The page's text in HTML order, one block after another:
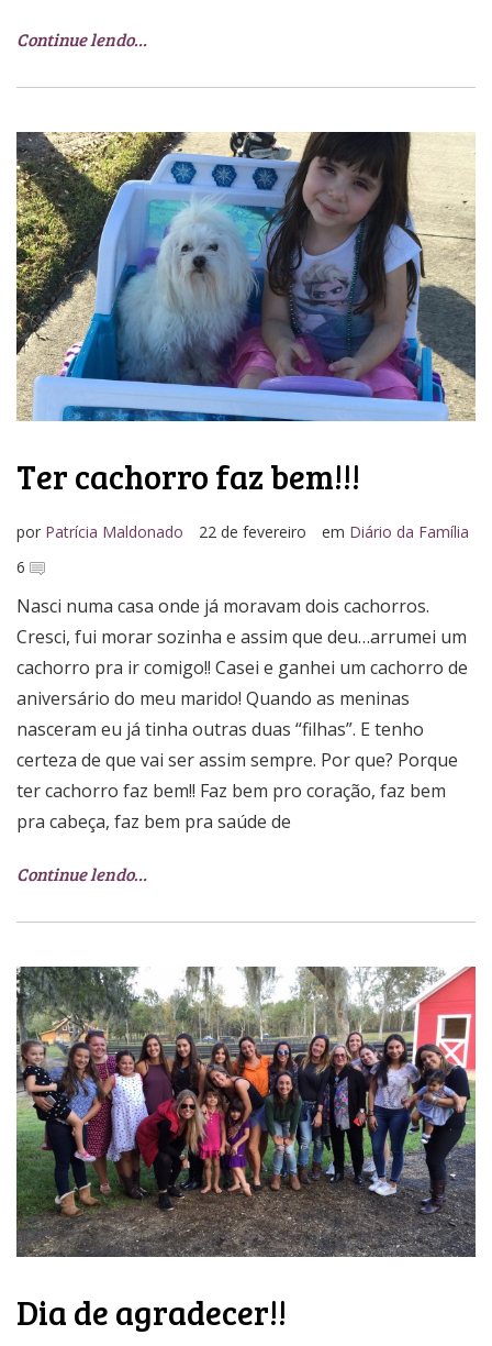
Continue lendo…
Ter cachorro faz bem!!!
por Patrícia Maldonado 22 de fevereiro em Diário da Família
6
Nasci numa casa onde já moravam dois cachorros.
Cresci, fui morar sozinha e assim que deu…arrumei um
cachorro pra ir comigo!! Casei e ganhei um cachorro de
aniversário do meu marido! Quando as meninas
nasceram eu já tinha outras duas “filhas”. E tenho
certeza de que vai ser assim sempre. Por que? Porque
ter cachorro faz bem!! Faz bem pro coração, faz bem
pra cabeça, faz bem pra saúde de
Continue lendo…
Dia de agradecer!!